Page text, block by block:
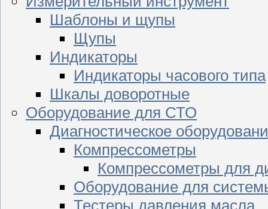
Шаблоны и щупы
Щупы
Индикаторы
Индикаторы часового типа
Шкалы доворотные
Оборудование для СТО
Диагностическое
Компрессометры
Компрессометры для
Оборудование для
Тестеры давления масла